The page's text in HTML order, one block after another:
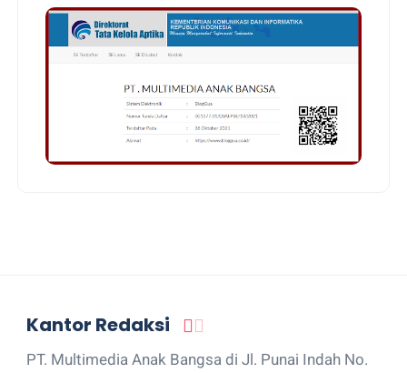
Kantor Redaksi
PT. Multimedia Anak Bangsa di Jl. Punai Indah No.